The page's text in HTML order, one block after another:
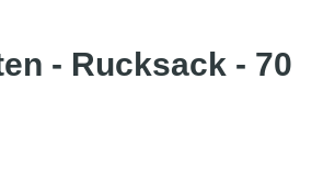
- Rucksack - 70